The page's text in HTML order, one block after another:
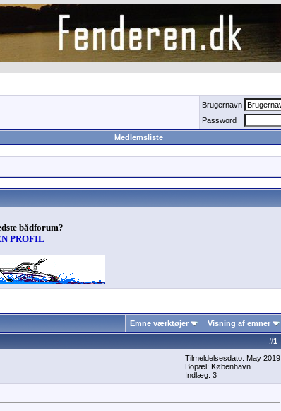
Brugernavn
Password
Medlemsliste
bådforum?
PROFIL
Emne værktøjer Visning af emner
#1
Tilmeldelsesdato: May 2019
Bopæl: København
Indlæg: 3